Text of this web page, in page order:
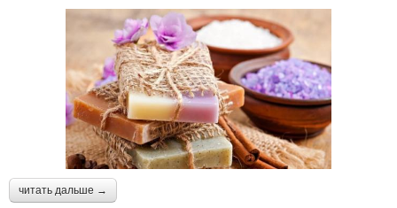
читать дальше →